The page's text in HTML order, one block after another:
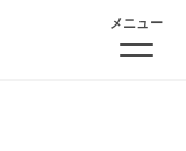
メニュー